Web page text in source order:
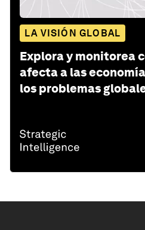
LA VISIÓN GLOBAL
Explora y monitorea
afecta a las
los problemas